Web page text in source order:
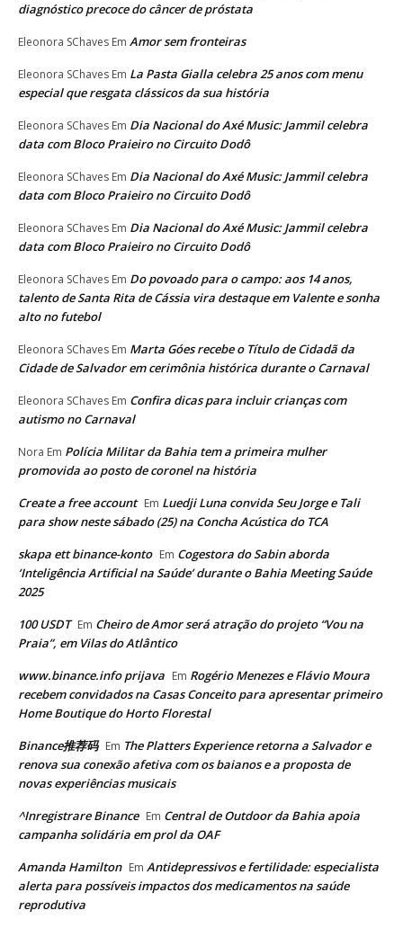
diagnóstico precoce do câncer de próstata
Eleonora SChaves Em Amor sem fronteiras
Eleonora SChaves Em La Pasta Gialla celebra 25 anos com menu
especial que resgata clássicos da sua história
Eleonora SChaves Em Dia Nacional do Axé Music: Jammil celebra
data com Bloco Praieiro no Circuito Dodô
Eleonora SChaves Em Dia Nacional do Axé Music: Jammil celebra
data com Bloco Praieiro no Circuito Dodô
Eleonora SChaves Em Dia Nacional do Axé Music: Jammil celebra
data com Bloco Praieiro no Circuito Dodô
Eleonora SChaves Em Do povoado para o campo: aos 14 anos,
talento de Santa Rita de Cássia vira destaque em Valente e sonha
alto no futebol
Eleonora SChaves Em Marta Góes recebe o Título de Cidadã da
Cidade de Salvador em cerimônia histórica durante o Carnaval
Eleonora SChaves Em Confira dicas para incluir crianças com
autismo no Carnaval
Nora Em Polícia Militar da Bahia tem a primeira mulher
promovida ao posto de coronel na história
Create a free account Em Luedji Luna convida Seu Jorge e Tali
para show neste sábado (25) na Concha Acústica do TCA
skapa ett binance-konto Em Cogestora do Sabin aborda
‘Inteligência Artificial na Saúde’ durante o Bahia Meeting Saúde
2025
100 USDT Em Cheiro de Amor será atração do projeto “Vou na
Praia”, em Vilas do Atlântico
www.binance.info prijava Em Rogério Menezes e Flávio Moura
recebem convidados na Casas Conceito para apresentar primeiro
Home Boutique do Horto Florestal
Binance推荐码 Em The Platters Experience retorna a Salvador e
renova sua conexão afetiva com os baianos e a proposta de
novas experiências musicais
^Inregistrare Binance Em Central de Outdoor da Bahia apoia
campanha solidária em prol da OAF
Amanda Hamilton Em Antidepressivos e fertilidade: especialista
alerta para possíveis impactos dos medicamentos na saúde
reprodutiva